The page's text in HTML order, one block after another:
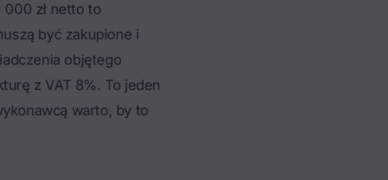
zł netto to
być zakupione i
objętego
z VAT 8%. To jeden
warto, by to